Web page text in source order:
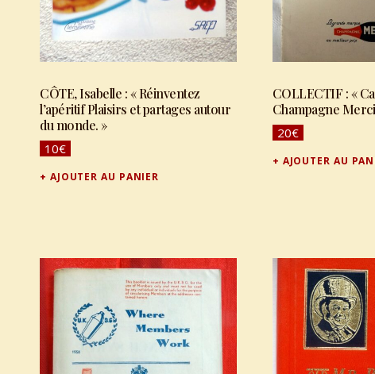
CÔTE, Isabelle : « Réinventez
l’apéritif Plaisirs et partages autour
du monde. »
10€
AJOUTER AU PANIER
COLLECTIF : «
Champagne
20€
AJOUTER AU